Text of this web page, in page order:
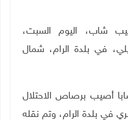
وفا- أصيب شاب، اليوم السبت،
في بلدة الرام، شمال
أصيب برصاص الاحتلال
في بلدة الرام، وتم نقله